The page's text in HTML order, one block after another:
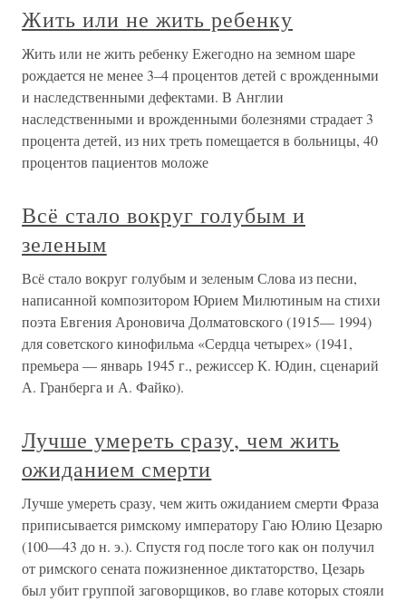
Жить или не жить ребенку
Жить или не жить ребенку Ежегодно на земном шаре
рождается не менее 3–4 процентов детей с врожденными
и наследственными дефектами. В Англии
наследственными и врожденными болезнями страдает 3
процента детей, из них треть помещается в больницы, 40
процентов пациентов моложе
Всё стало вокруг голубым и
зеленым
Всё стало вокруг голубым и зеленым Слова из песни,
написанной композитором Юрием Милютиным на стихи
поэта Евгения Ароновича Долматовского (1915— 1994)
для советского кинофильма «Сердца четырех» (1941,
премьера — январь 1945 г., режиссер К. Юдин, сценарий
А. Гранберга и А. Файко).
Лучше умереть сразу, чем жить
ожиданием смерти
Лучше умереть сразу, чем жить ожиданием смерти Фраза
приписывается римскому императору Гаю Юлию Цезарю
(100—43 до н. э.). Спустя год после того как он получил
от римского сената пожизненное диктаторство, Цезарь
был убит группой заговорщиков, во главе которых стояли